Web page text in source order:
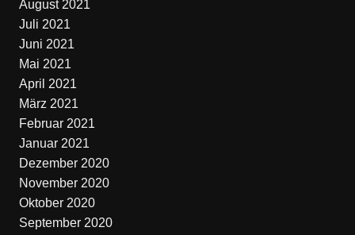
August 2021
Juli 2021
Juni 2021
Mai 2021
April 2021
März 2021
Februar 2021
Januar 2021
Dezember 2020
November 2020
Oktober 2020
September 2020